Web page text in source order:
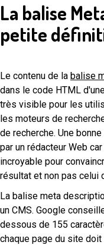
La balise
petite
Le contenu de la balise
dans le code HTML
très visible pour les
les moteurs de
de recherche. Une
par un rédacteur Web
incroyable pour
résultat et non pas celui
La balise meta
un CMS. Google
dessous de 155
chaque page du site